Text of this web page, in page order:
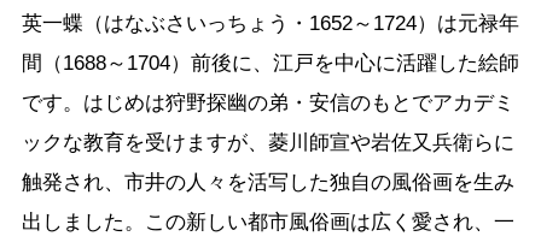
英一蝶（はなぶさいっちょう・1652～1724）は元禄年
間（1688～1704）前後に、江戸を中心に活躍した絵師
です。はじめは狩野探幽の弟・安信のもとでアカデミ
ックな教育を受けますが、菱川師宣や岩佐又兵衛らに
触発され、市井の人々を活写した独自の風俗画を生み
出しました。この新しい都市風俗画は広く愛され、一